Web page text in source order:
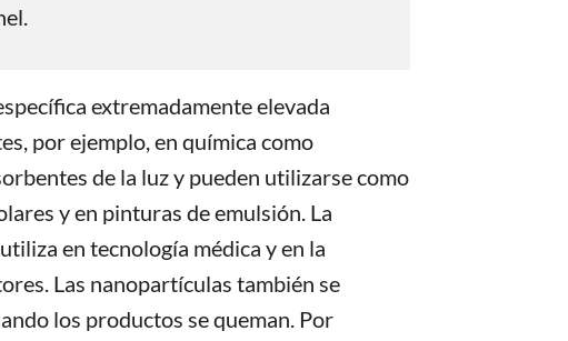
extremadamente elevada
por ejemplo, en química como
de la luz y pueden utilizarse como
y en pinturas de emulsión. La
en tecnología médica y en la
Las nanopartículas también se
los productos se queman. Por